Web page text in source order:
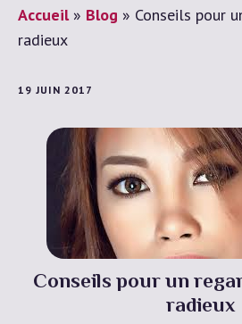
Accueil» Blog » Conseils pour
radieux
19 JUIN 2017
Conseils pour un
radieux